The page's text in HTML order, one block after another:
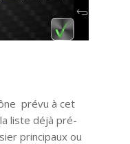
prévu à cet
liste déjà pré-
principaux ou